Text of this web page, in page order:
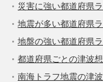
災害に強い都道府県
地震が多い都道府県
地盤の強い都道府県
都道府県ごとの津波
南海トラフ地震の津